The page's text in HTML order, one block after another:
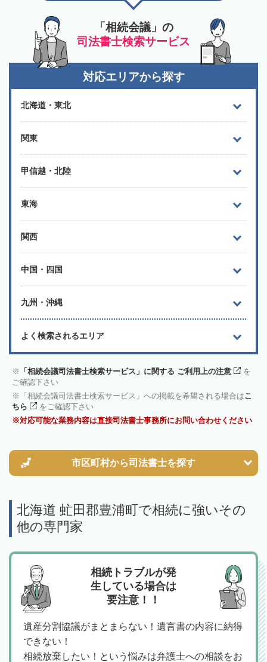
「相続会議」の
司法書士検索サービス
対応エリアから探す
北海道・東北
関東
甲信越・北陸
東海
関西
中国・四国
九州・沖縄
よく検索されるエリア
「相続会議司法書士検索サービス」に関する ご利用上の注意
を
ご確認下さい
「相続会議司法書士検索サービス」への掲載を希望される場合はこ
ちら
をご確認下さい
対応可能な業務内容は直接司法書士事務所にお問い合わせください
市区町村から司法書士を探す
北海道 虻田郡豊浦町で相続に強いその
他の専門家
相続トラブルが発
生している場合は
要注意！！
遺産分割協議がまとまらない！遺言書の内容に納得
できない！
相続放棄したい！という悩みは弁護士への相談をお